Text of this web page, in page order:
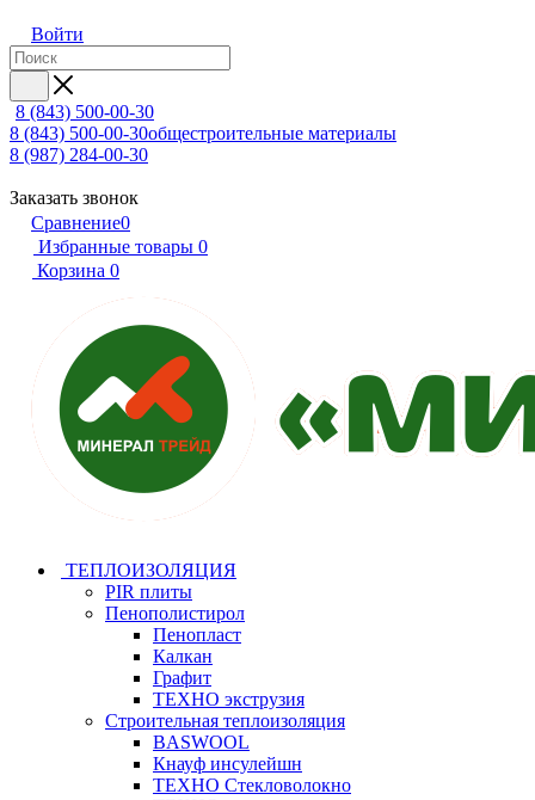
Войти
8 (843) 500-00-30
8 (843) 500-00-30общестроительные материалы
8 (987) 284-00-30
Заказать звонок
Сравнение0
Избранные товары 0
Корзина 0
ТЕПЛОИЗОЛЯЦИЯ
PIR плиты
Пенополистирол
Пенопласт
Калкан
Графит
ТЕХНО экструзия
Строительная теплоизоляция
BASWOOL
Кнауф инсулейшн
ТЕХНО Стекловолокно